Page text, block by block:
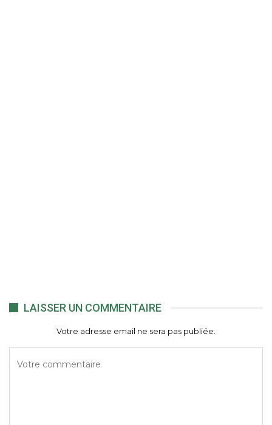
LAISSER UN COMMENTAIRE
Votre adresse email ne sera pas publiée.